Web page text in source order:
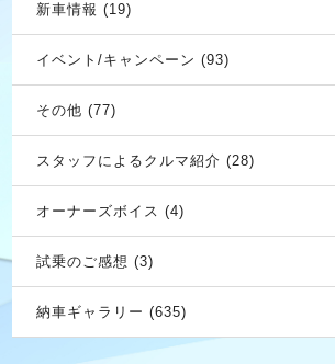
新車情報 (19)
イベント/キャンペーン (93)
その他 (77)
スタッフによるクルマ紹介 (28)
オーナーズボイス (4)
試乗のご感想 (3)
納車ギャラリー (635)